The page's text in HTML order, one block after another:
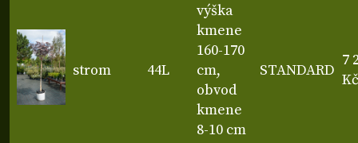
strom 44L
výška
kmene
160-170
cm,
obvod
kmene
8-10 cm
STANDARD
7
Kč